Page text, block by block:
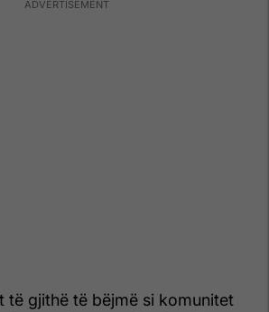
të gjithë të bëjmë si komunitet